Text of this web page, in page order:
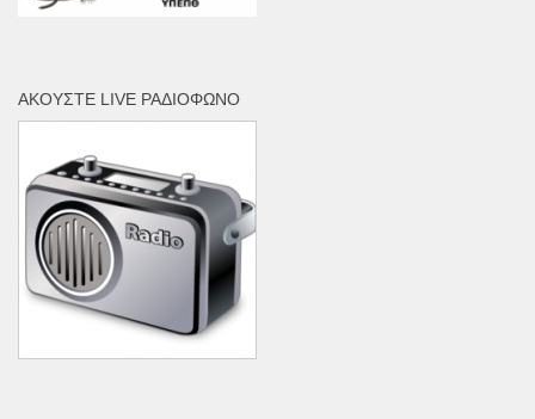
ΑΚΟΎΣΤΕ LIVE ΡΑΔΙΌΦΩΝΟ